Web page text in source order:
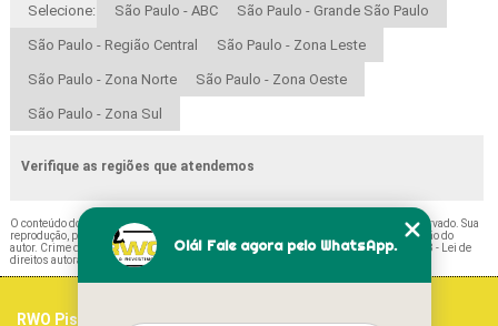
Selecione: São Paulo - ABC São Paulo - Grande São Paulo
São Paulo - Região Central São Paulo - Zona Leste
São Paulo - Zona Norte São Paulo - Zona Oeste
São Paulo - Zona Sul
Verifique as regiões que atendemos
O conteúdo do texto " Paviflex Laminado Valor Alto da Boa Vista
" é de direito reservado. Sua
reprodução, parcial ou total, mesmo citando nossos links, é proibida sem a autorização do
autor. Crime de violação de direito autoral – artigo 184 do Código Penal –Lei 9610/98 - Lei de
direitos autorais
RWO Pisos Vinílicos
Olá! Fale agora pelo WhatsApp.